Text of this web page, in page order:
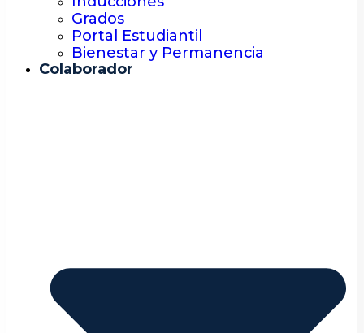
Grados
Portal Estudiantil
Bienestar y Permanencia
Colaborador